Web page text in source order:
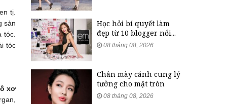
tị.
sản
tóc.
tóc
xơ
Học hỏi bí quyết làm
đẹp từ 10 blogger nổi...
08 tháng 08, 2026
Chân mày cánh cung lý
tưởng cho mặt tròn
08 tháng 08, 2026